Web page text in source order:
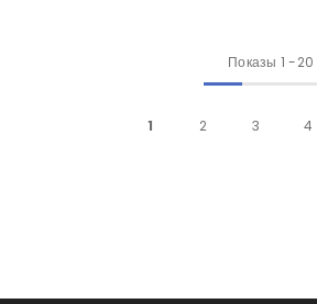
Показы 1 -20
1 2 3 4